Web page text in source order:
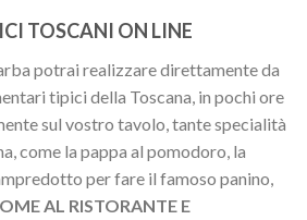
TOSCANI ON LINE
potrai realizzare direttamente da
tipici della Toscana, in pochi ore
sul vostro tavolo, tante specialità
come la pappa al pomodoro, la
per fare il famoso panino,
AL RISTORANTE E